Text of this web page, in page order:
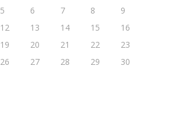
5 6 7 8
9
12 13 14 15
16
19 20 21 22
23
26 27 28 29
30